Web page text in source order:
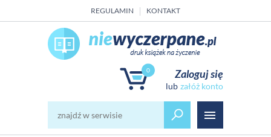
REGULAMIN KONTAKT
0 Zaloguj się
załóż konto